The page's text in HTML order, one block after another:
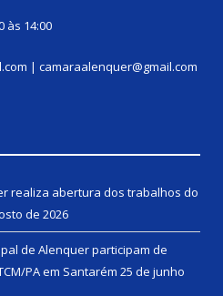
às 14:00
| camaraalenquer@gmail.com
realiza abertura dos trabalhos do
de 2026
de Alenquer participam de
PA em Santarém 25 de junho